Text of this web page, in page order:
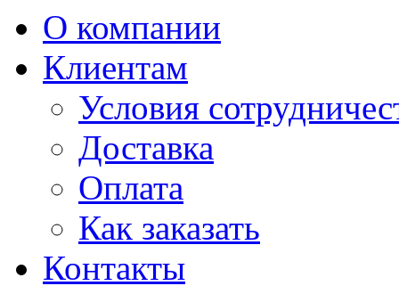
О компании
Клиентам
Условия
Доставка
Оплата
Как заказать
Контакты